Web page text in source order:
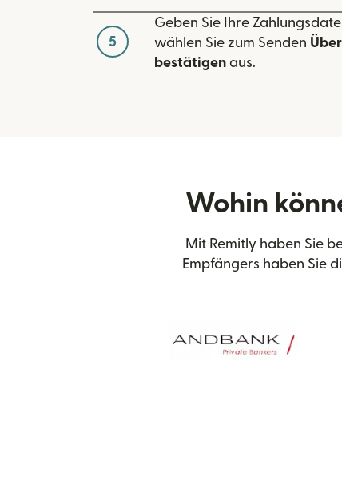
5
Geben Sie Ihre
wählen Sie zum Senden
bestätigen aus.
Wohin
Mit Remitly haben Sie
Empfängers haben Sie